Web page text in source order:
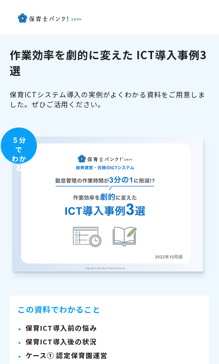
作業効率を劇的に変えた ICT導入事例3
選
保育ICTシステム導入の実例がよくわかる資料をご用意しま
した。ぜひご活用ください。
５分
で
わか
る
この資料でわかること
保育ICT導入前の悩み
保育ICT導入後の状況
ケース① 認定保育園運営